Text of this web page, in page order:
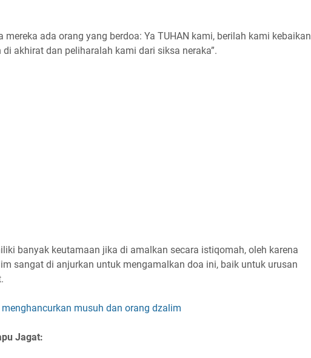
mereka ada orang yang berdoa: Ya TUHAN kami, berilah kami kebaikan
akhirat dan peliharalah kami dari siksa neraka”.
banyak keutamaan jika di amalkan secara istiqomah, oleh karena
sangat di anjurkan untuk mengamalkan doa ini, baik untuk urusan
menghancurkan musuh dan orang dzalim
Jagat: